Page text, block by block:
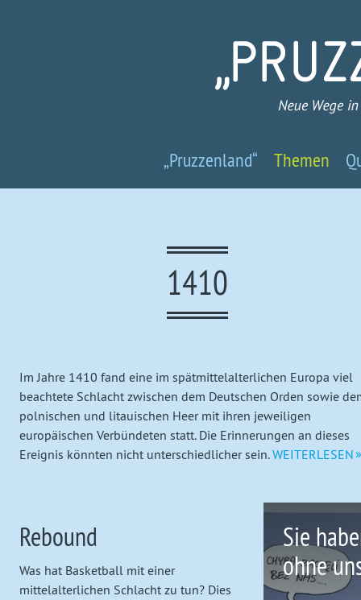
-
Wege
in
ein
fast
vergessenes
Land
„Pruzzenland“ Themen
1410
Im Jahre 1410 fand eine im spätmittelalterlichen Europa viel
beachtete Schlacht zwischen dem Deutschen Orden sowie
polnischen und litauischen Heer mit ihren jeweiligen
europäischen Verbündeten statt. Die Erinnerungen an dieses
Ereignis könnten nicht unterschiedlicher sein.WEITERLESEN
Rebound
Was hat Basketball mit einer
mittelalterlichen Schlacht zu tun? Dies
Sie
ohne